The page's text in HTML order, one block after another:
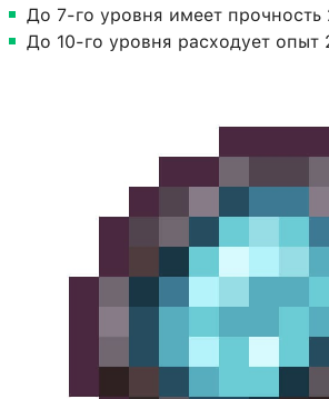
До 7-го уровня имеет прочность
До 10-го уровня расходует опыт